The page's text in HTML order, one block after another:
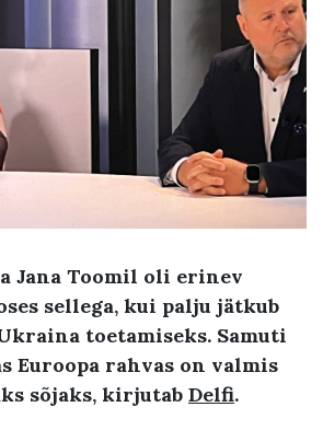
Jana Toomil oli erinev
sellega, kui palju jätkub
toetamiseks. Samuti
Euroopa rahvas on valmis
sõjaks, kirjutab Delfi.